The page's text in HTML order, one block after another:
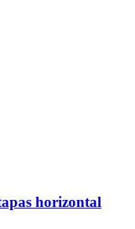
horizontal